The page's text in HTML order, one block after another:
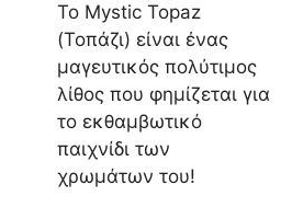
Το Mystic Topaz
(Τοπάζι) είναι ένας
μαγευτικός πολύτιμος
λίθος που φημίζεται για
το εκθαμβωτικό
παιχνίδι των
χρωμάτων του!